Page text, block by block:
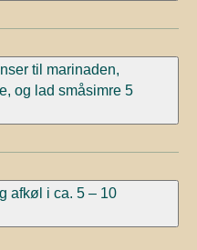
til marinaden,
og lad småsimre 5
afkøl i ca. 5 – 10